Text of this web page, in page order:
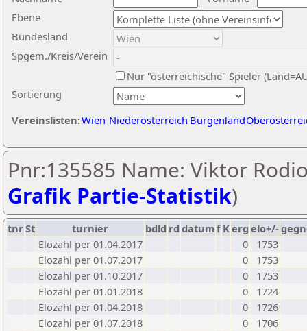
Ebene
Sortierung
Bundesland
Spgem./Kreis/Verein
Nur "österreichische" Spieler
Vereinslisten:Wien Niederösterreich Burgenland
Pnr:135585 Name: Viktor
Grafik Partie-Statistik)
tnrSt turnier bdld rd datumf Kerg elo+/-
Elozahl per 01.04.2017
0
1753
Elozahl per 01.07.2017
0
1753
Elozahl per 01.10.2017
0
1753
Elozahl per 01.01.2018
0
1724
Elozahl per 01.04.2018
0
1726
Elozahl per 01.07.2018
0
1706